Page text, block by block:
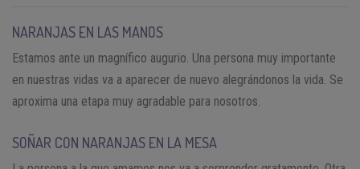
NARANJAS EN LAS MANOS
Estamos ante un magnífico augurio. Una persona muy importante
en nuestras vidas va a aparecer de nuevo alegrándonos la vida. Se
aproxima una etapa muy agradable para nosotros.
SOÑAR CON NARANJAS EN LA MESA